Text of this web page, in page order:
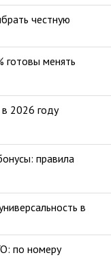
честную
готовы менять
2026 году
правила
в
по номеру